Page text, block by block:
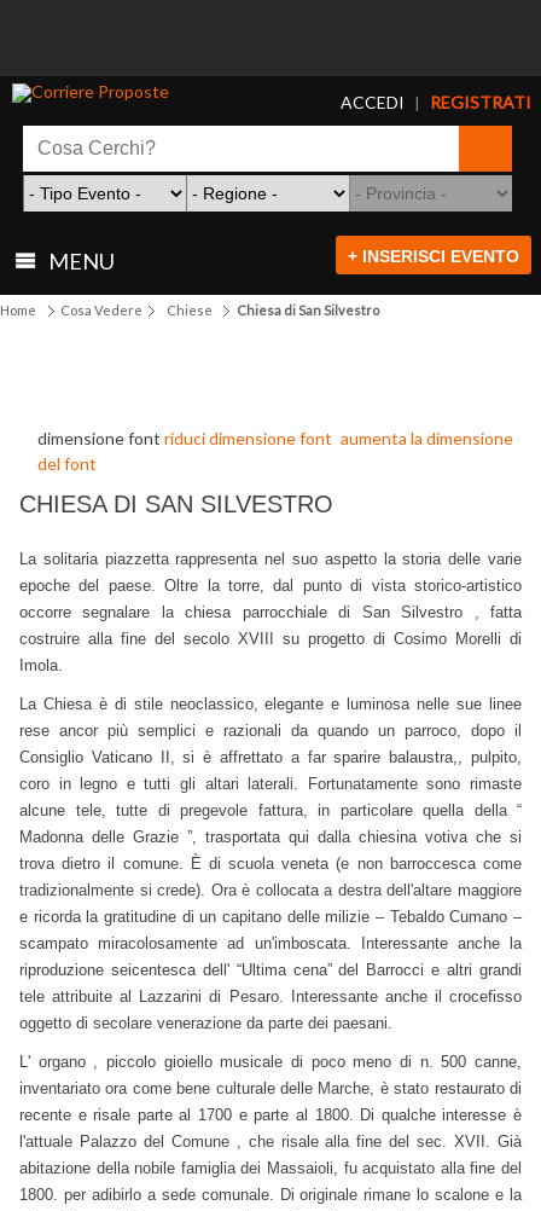
ACCEDI | REGISTRATI
MENU + INSERISCI EVENTO
Home Cosa Vedere Chiese Chiesa di San Silvestro
dimensione font riduci dimensione font aumenta la dimensione
del font
CHIESA DI SAN SILVESTRO
La solitaria piazzetta rappresenta nel suo aspetto la storia delle varie
epoche del paese. Oltre la torre, dal punto di vista storico-artistico
occorre segnalare la chiesa parrocchiale di San Silvestro , fatta
costruire alla fine del secolo XVIII su progetto di Cosimo Morelli di
Imola.
La Chiesa è di stile neoclassico, elegante e luminosa nelle sue linee
rese ancor più semplici e razionali da quando un parroco, dopo il
Consiglio Vaticano II, si è affrettato a far sparire balaustra,, pulpito,
coro in legno e tutti gli altari laterali. Fortunatamente sono rimaste
alcune tele, tutte di pregevole fattura, in particolare quella della “
Madonna delle Grazie ”, trasportata qui dalla chiesina votiva che si
trova dietro il comune. È di scuola veneta (e non barroccesca come
tradizionalmente si crede). Ora è collocata a destra dell'altare maggiore
e ricorda la gratitudine di un capitano delle milizie – Tebaldo Cumano –
scampato miracolosamente ad un'imboscata. Interessante anche la
riproduzione seicentesca dell' “Ultima cena” del Barrocci e altri grandi
tele attribuite al Lazzarini di Pesaro. Interessante anche il crocefisso
oggetto di secolare venerazione da parte dei paesani.
L' organo , piccolo gioiello musicale di poco meno di n. 500 canne,
inventariato ora come bene culturale delle Marche, è stato restaurato di
recente e risale parte al 1700 e parte al 1800. Di qualche interesse è
l'attuale Palazzo del Comune , che risale alla fine del sec. XVII. Già
abitazione della nobile famiglia dei Massaioli, fu acquistato alla fine del
1800. per adibirlo a sede comunale. Di originale rimane lo scalone e la